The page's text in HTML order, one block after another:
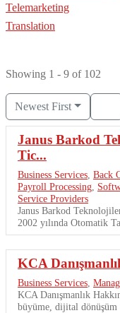
Telemarketing
Translation
Showing 1 - 9 of 102
Newest First
Janus Barkod
Tic...
Business Services Back
Payroll Processing
Service Providers
Janus Barkod
2002 yılında Otomatik
KCA
Business Services
KCA Danışmanlık
büyüme, dijital dönüşüm